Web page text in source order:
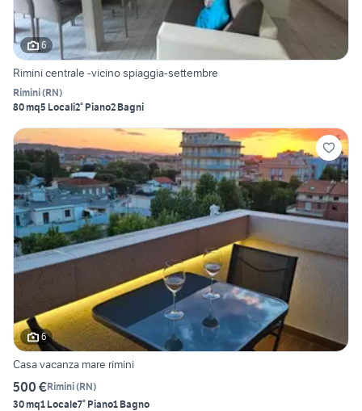
6
Rimini centrale -vicino spiaggia-settembre
Rimini(RN)
80 mq5 Locali2° Piano2 Bagni
6
Casa vacanza mare rimini
500 €Rimini(RN)
30 mq1 Locale7° Piano1 Bagno